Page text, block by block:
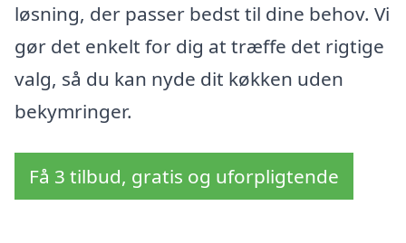
løsning, der passer bedst til dine behov. Vi
gør det enkelt for dig at træffe det rigtige
valg, så du kan nyde dit køkken uden
bekymringer.
Få 3 tilbud, gratis og uforpligtende